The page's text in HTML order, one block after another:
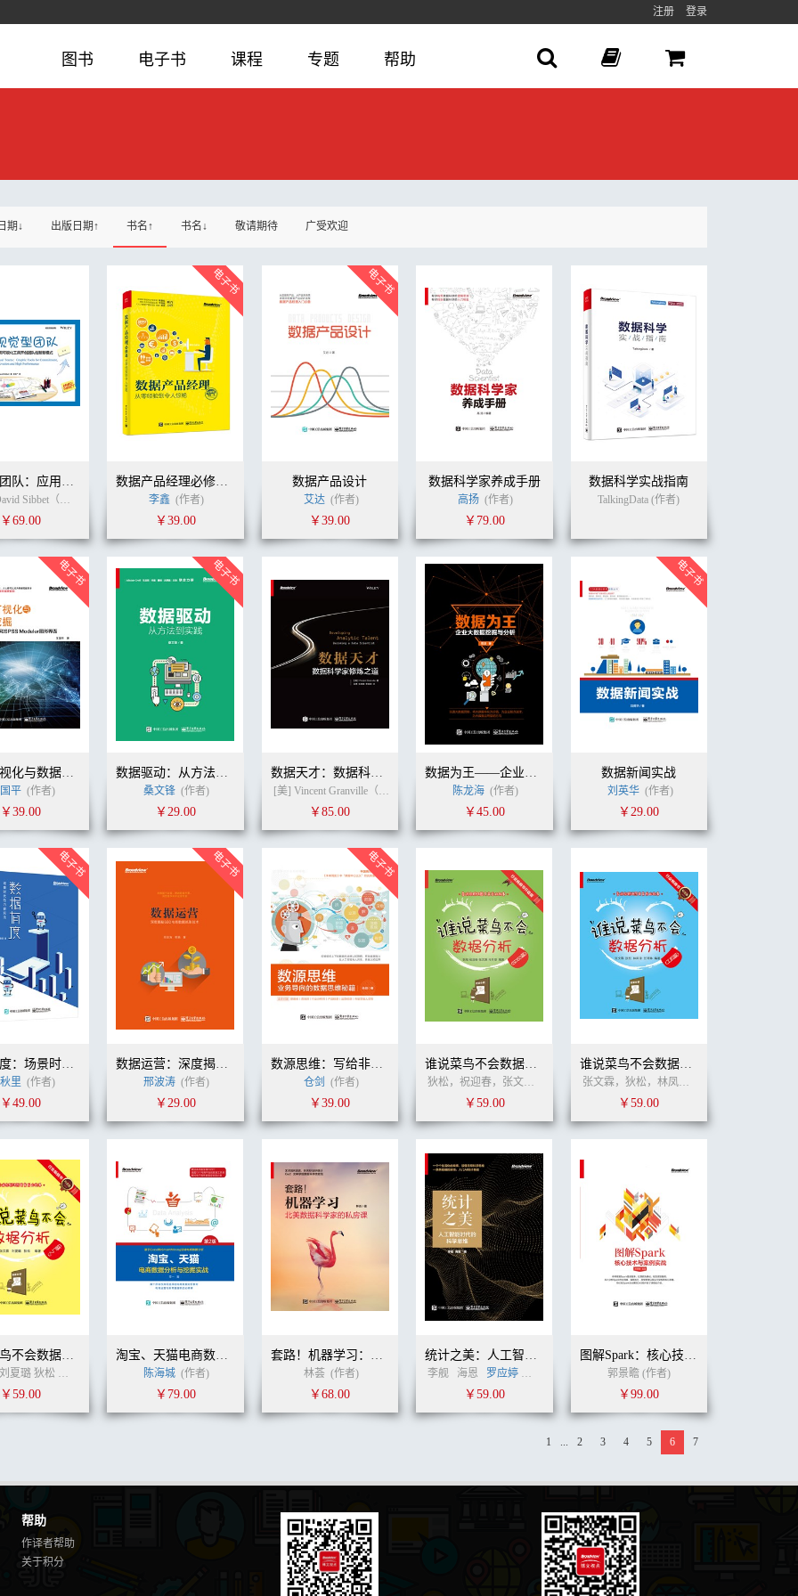
注册 登录
图书 电子书 课程 专题 帮助
期↓ 出版日期↑ 书名↑ 书名↓ 敬请期待 广受欢迎
视觉型团队：应用可视化工具开创团队创新新模式（双色）
（美）David Sibbet（大卫·西贝特） (作者) 臧贤凯 庄文广
￥69.00
数据产品经理必修课：从零经验到令人惊艳
李鑫 (作者)
￥39.00
数据产品设计
艾达 (作者)
￥39.00
数据科学家养成手册
高扬 (作者)
￥79.00
数据科学实战指南
TalkingData (作者)
数据可视化与数据挖掘——基于Tableau和SPSS Modeler图形界面
平 (作者)
￥39.00
数据驱动：从方法到实践
桑文锋 (作者)
￥29.00
数据天才：数据科学家修炼之道
[美] Vincent Granville（文森特·格兰维尔） (作者) 吴博 季春霖 (译者)
￥85.00
数据为王——企业大数据挖掘与分析
陈龙海 (作者)
￥45.00
数据新闻实战
刘英华 (作者)
￥29.00
数据有度：场景时代的内容玩法
里 (作者)
￥49.00
数据运营：深度揭秘SEO电商数据抓取技术
邢波涛 (作者)
￥29.00
数源思维：写给非技术人员的数据思维秘籍
仓剑 (作者)
￥39.00
谁说菜鸟不会数据分析（SPSS篇）（全彩）
狄松，祝迎春，张文霖，马世澎 罗应婷 姚新军 姚新军
￥59.00
谁说菜鸟不会数据分析（工具篇）（纪念版）（全彩）
张文霖，狄松，林凤琼，任玮琳
￥59.00
谁说菜鸟不会数据分析（入门篇）（纪念版）（全彩）
张文霖 刘夏璐 狄松罗应婷 姚新军 (作者)
￥59.00
淘宝、天猫电商数据分析与挖掘实战（第2版）
陈海城 (作者)
￥79.00
套路！机器学习：北美数据科学家的私房课
林荟 (作者)
￥68.00
统计之美：人工智能时代的科学思维
李舰 海恩 罗应婷 姚新军 (作者)
￥59.00
图解Spark：核心技术与案例实战
郭景瞻 (作者)
￥99.00
1 ... 2 3 4 5 6 7
帮助
作译者帮助
关于积分